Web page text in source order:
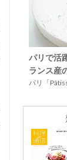
パリで活
ランス産
パリ「